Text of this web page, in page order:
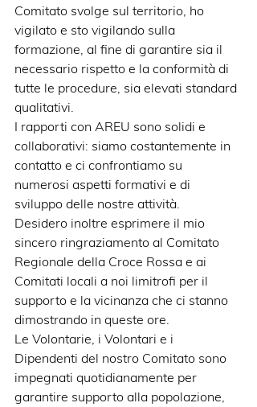
Comitato svolge sul territorio, ho
vigilato e sto vigilando sulla
formazione, al fine di garantire sia il
necessario rispetto e la conformità di
tutte le procedure, sia elevati standard
qualitativi.
I rapporti con AREU sono solidi e
collaborativi: siamo costantemente in
contatto e ci confrontiamo su
numerosi aspetti formativi e di
sviluppo delle nostre attività.
Desidero inoltre esprimere il mio
sincero ringraziamento al Comitato
Regionale della Croce Rossa e ai
Comitati locali a noi limitrofi per il
supporto e la vicinanza che ci stanno
dimostrando in queste ore.
Le Volontarie, i Volontari e i
Dipendenti del nostro Comitato sono
impegnati quotidianamente per
garantire supporto alla popolazione,